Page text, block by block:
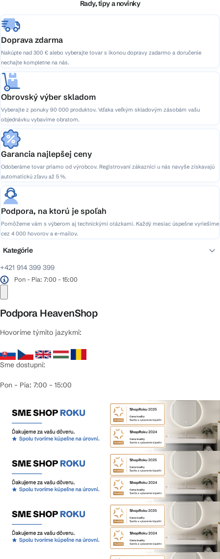
e
Rady, tipy a novinky
Doprava zdarma
Nakúpte nad 300 € alebo vyberajte tovar s ikonou dopravy zadarmo a doručenie
nechajte kompletne na nás.
Obrovský výber skladom
Vyberajte z ponuky 90 000 produktov. Vďaka veľkým skladovým zásobám vašu
objednávku vybavíme obratom.
Garancia najlepšej ceny
Odoberáme tovar priamo od výrobcov. Registrovaní zákazníci u nás navyše získavajú
automatickú zľavu až 5 %.
Podpora, na ktorú je spoľah
Pomôžeme vám s výberom aj technickými otázkami. Každý mesiac úspešne vyriešime
cez 4 000 hovorov a e-mailov.
+421 914 399 399
Pon - Pia: 7:00 - 15:00
Podpora HeavenShop
Hovoríme týmito jazykmi:
Sme dostupní:
Pon – Pia: 7:00 – 15:00
Kategórie